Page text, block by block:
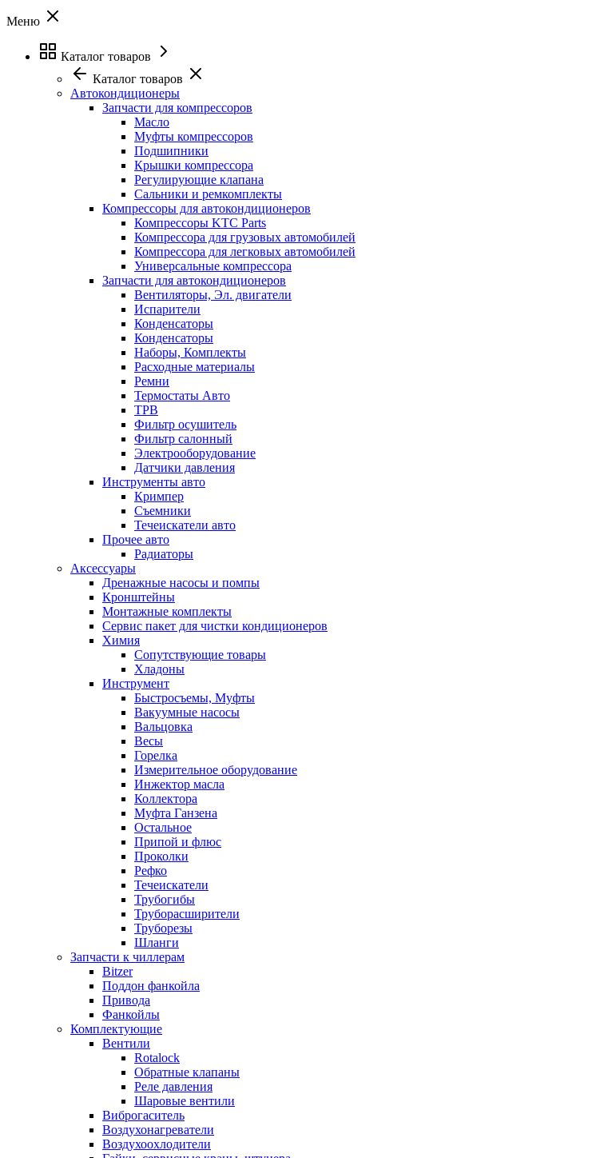
Меню
Каталог товаров
Каталог товаров
Автокондиционеры
Запчасти для компрессоров
Масло
Муфты компрессоров
Подшипники
Крышки компрессора
Регулирующие клапана
Сальники и ремкомплекты
Компрессоры для автокондиционеров
Компрессоры KTC Parts
Компрессора для грузовых автомобилей
Компрессора для легковых автомобилей
Универсальные компрессора
Запчасти для автокондиционеров
Вентиляторы, Эл. двигатели
Испарители
Конденсаторы
Конденсаторы
Наборы, Комплекты
Расходные материалы
Ремни
Термостаты Авто
ТРВ
Фильтр осушитель
Фильтр салонный
Электрооборудование
Датчики давления
Инструменты авто
Кримпер
Съемники
Течеискатели авто
Прочее авто
Радиаторы
Аксессуары
Дренажные насосы и помпы
Кронштейны
Монтажные комплекты
Сервис пакет для чистки кондиционеров
Химия
Сопутствующие товары
Хладоны
Инструмент
Быстросъемы, Муфты
Вакуумные насосы
Вальцовка
Весы
Горелка
Измерительное оборудование
Инжектор масла
Коллектора
Муфта Ганзена
Остальное
Припой и флюс
Проколки
Рефко
Течеискатели
Трубогибы
Труборасширители
Труборезы
Шланги
Запчасти к чиллерам
Bitzer
Поддон фанкойла
Привода
Фанкойлы
Комплектующие
Вентили
Rotalock
Обратные клапаны
Реле давления
Шаровые вентили
Виброгаситель
Воздухонагреватели
Воздухоохлодители